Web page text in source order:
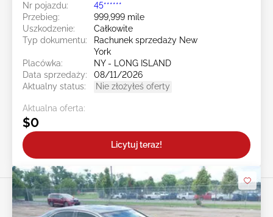
Nr pojazdu:
45******
Przebieg:
999,999 mile
Uszkodzenie:
Całkowite
Typ dokumentu:
Rachunek sprzedaży New
York
Placówka:
NY - LONG ISLAND
Data sprzedaży:
08/11/2026
Aktualny status:
Nie złożyłeś oferty
Aktualna oferta:
$0
Licytuj teraz!